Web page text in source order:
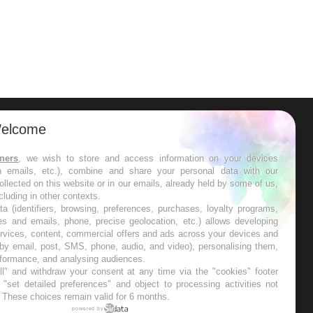
les semaines les meilleures
, we wish to store and access information on your devices
emails, etc.), combine and share your personal data with our
on this website or in our emails, already held by some of us,
in other contexts.
(identifiers, browsing, preferences, purchases, loyalty programs,
and emails, phone, precise geolocation, etc.) allows developing
content, commercial offers and ads across your devices and
email, post, SMS, phone, audio, and video), personalising them,
and analysing audiences.
and withdraw your consent at any time via the "cookies" footer
detailed preferences" and object to processing activities not
choices remain valid for 6 months.
powered by